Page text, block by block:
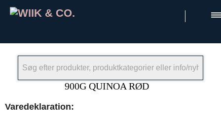
900G QUINOA RØD
Varedeklaration: